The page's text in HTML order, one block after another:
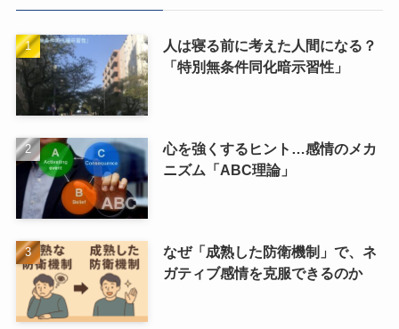
人は寝る前に考えた人間になる？
「特別無条件同化暗示習性」
心を強くするヒント…感情のメカ
ニズム「ABC理論」
なぜ「成熟した防衛機制」で、ネ
ガティブ感情を克服できるのか